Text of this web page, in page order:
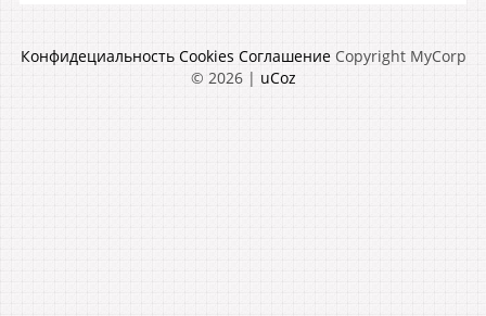
Конфидециальность Cookies Соглашение Copyright MyCorp
© 2026| uCoz